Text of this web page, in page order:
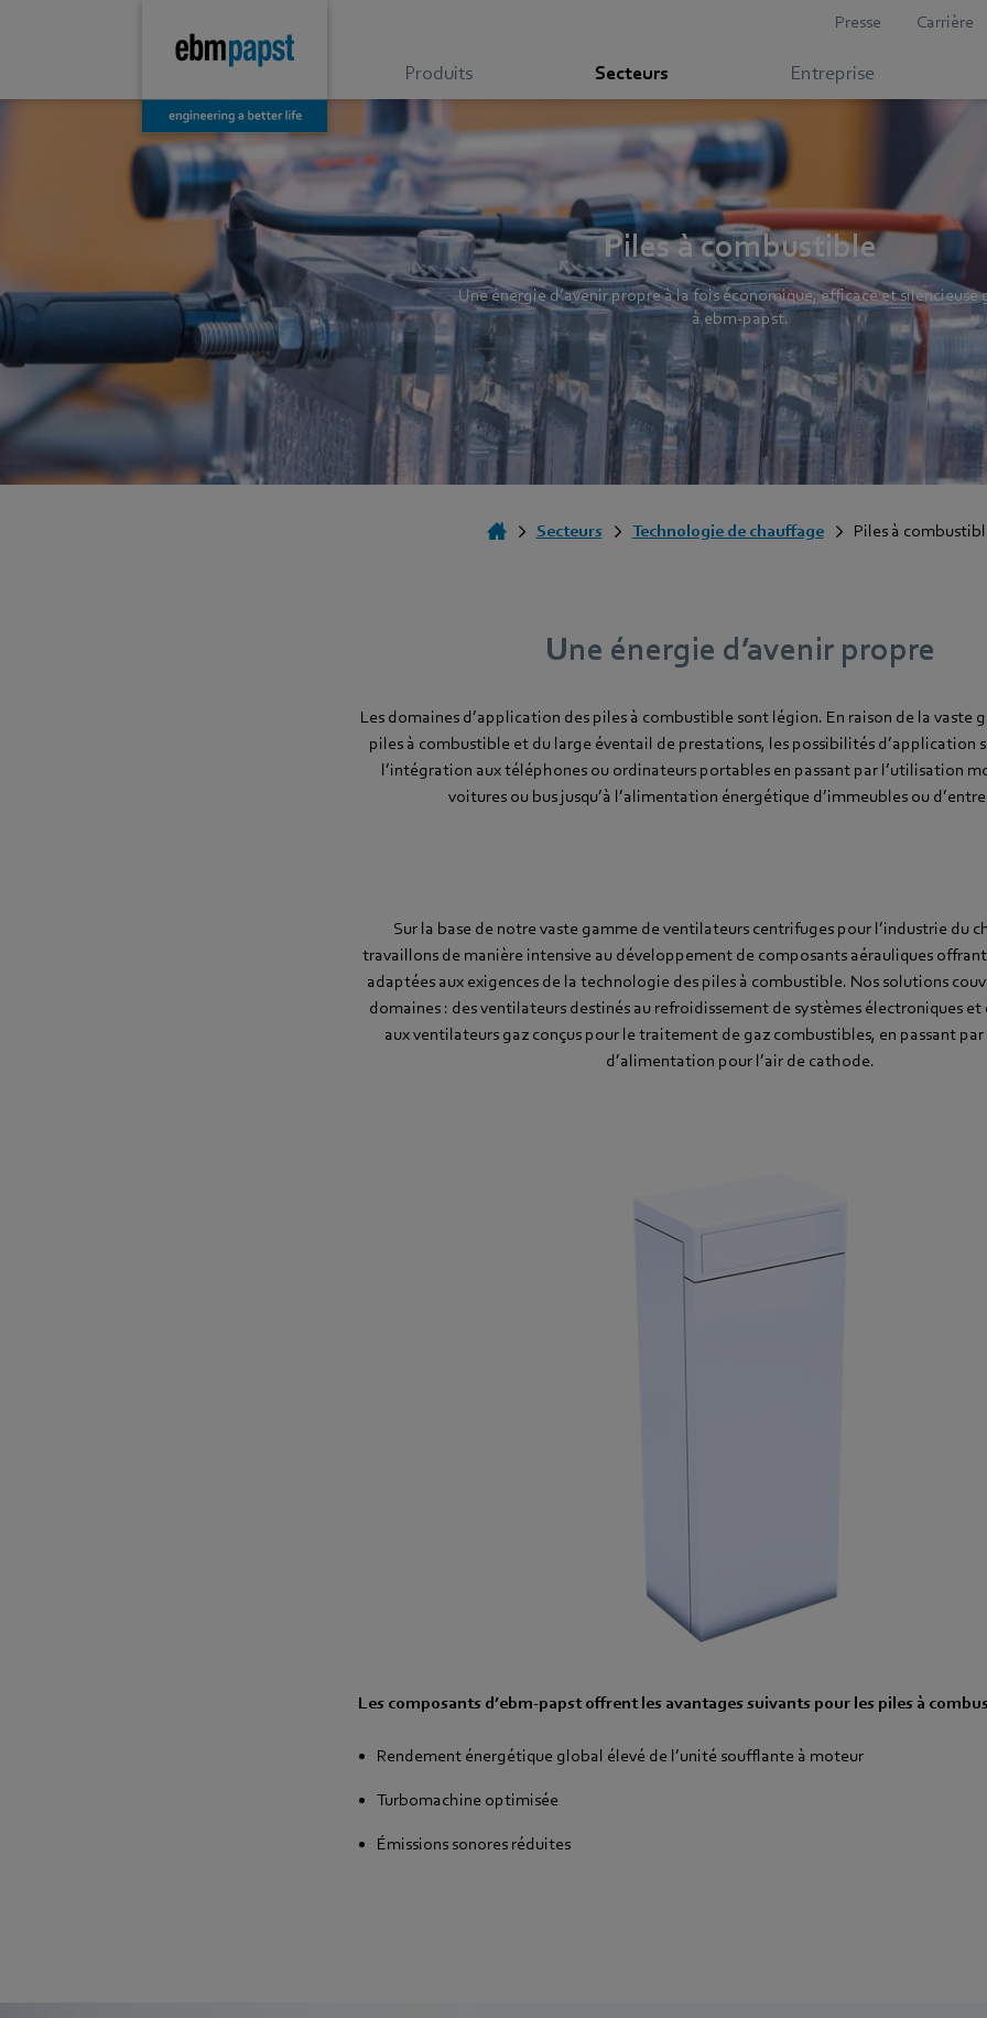
Presse Carrière
Produits Secteurs Entreprise
Piles à combustible
Une énergie d’avenir propre à la fois économique, efficace et silencieuse
à ebm-papst.
Secteurs Technologie de chauffage Piles à
Une énergie d’avenir propre
Les domaines d’application des piles à combustible sont légion. En raison de la vaste
piles à combustible et du large éventail de prestations, les possibilités d’application
l’intégration aux téléphones ou ordinateurs portables en passant par l’utilisation
voitures ou bus jusqu’à l’alimentation énergétique d’immeubles ou
Sur la base de notre vaste gamme de ventilateurs centrifuges pour l’industrie du
travaillons de manière intensive au développement de composants aérauliques
adaptées aux exigences de la technologie des piles à combustible. Nos solutions
domaines : des ventilateurs destinés au refroidissement de systèmes électroniques et
aux ventilateurs gaz conçus pour le traitement de gaz combustibles, en passant
d’alimentation pour l’air de cathode.
Les composants d’ebm-papst offrent les avantages suivants pour les piles à
Rendement énergétique global élevé de l’unité soufflante à moteur
Turbomachine optimisée
Émissions sonores réduites